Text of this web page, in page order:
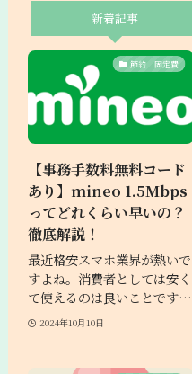
新着記事
節約 固定費
【事務手数料無料コード
あり】mineo 1.5Mbps
ってどれくらい早いの？
徹底解説！
最近格安スマホ業界が熱いで
すよね。消費者としては安く
て使えるのは良いことです…
2024年10月10日